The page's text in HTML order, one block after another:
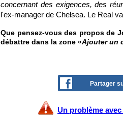
concernant des exigences, des
l'ex-manager de Chelsea. Le Real
Que pensez-vous des propos de
débattre dans la zone «Ajouter un
Partager
Un problème